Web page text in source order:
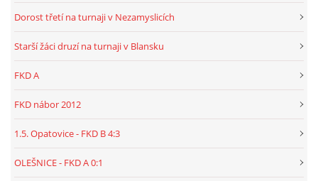
Dorost třetí na turnaji v Nezamyslicích
Starší žáci druzí na turnaji v Blansku
FKD A
FKD nábor 2012
1.5. Opatovice - FKD B 4:3
OLEŠNICE - FKD A 0:1